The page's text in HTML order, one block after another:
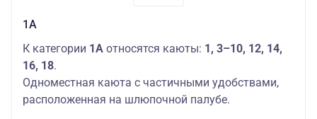
1А
К категории 1А относятся каюты: 1, 3–10, 12, 14,
16, 18.
Одноместная каюта с частичными удобствами,
расположенная на шлюпочной палубе.